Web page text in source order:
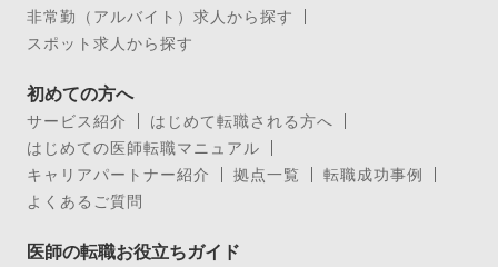
非常勤（アルバイト）求人から探す
スポット求人から探す
初めての方へ
サービス紹介
はじめて転職される方へ
はじめての医師転職マニュアル
キャリアパートナー紹介
拠点一覧
転職成功事例
よくあるご質問
医師の転職お役立ちガイド